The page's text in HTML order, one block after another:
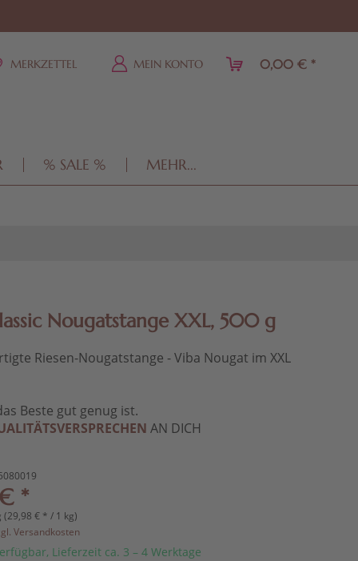
MERKZETTEL MEIN KONTO 0,00 € *
% SALE % MEHR...
Nougatstange XXL, 500 g
Riesen-Nougatstange - Viba Nougat im XXL
Beste gut genug ist.
AN DICH
*
(29,98 € * / 1 kg)
Versandkosten
Lieferzeit ca. 3 – 4 Werktage